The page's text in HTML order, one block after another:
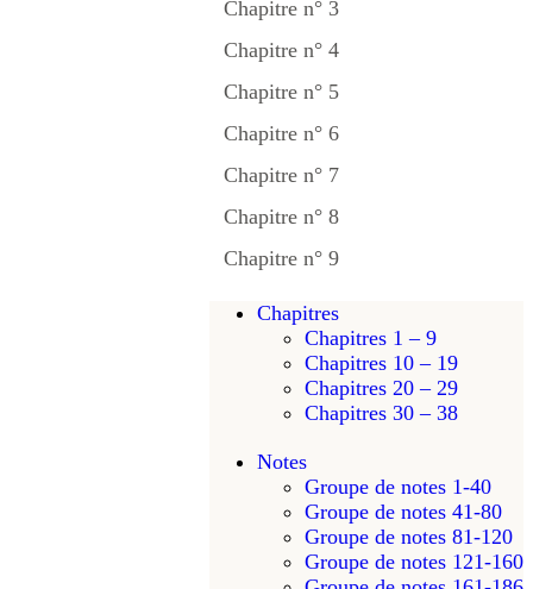
Chapitre n° 3
Chapitre n° 4
Chapitre n° 5
Chapitre n° 6
Chapitre n° 7
Chapitre n° 8
Chapitre n° 9
Chapitres
Chapitres 1 – 9
Chapitres 10 – 19
Chapitres 20 – 29
Chapitres 30 – 38
Notes
Groupe de notes 1-40
Groupe de notes 41-80
Groupe de notes 81-120
Groupe de notes 121-160